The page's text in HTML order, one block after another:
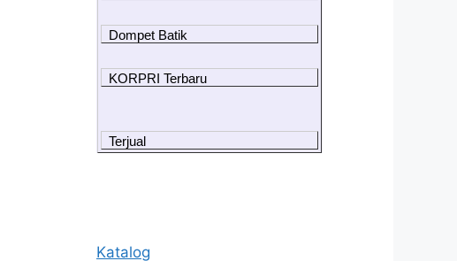
Dompet Batik
KORPRI Terbaru
Terjual
Katalog